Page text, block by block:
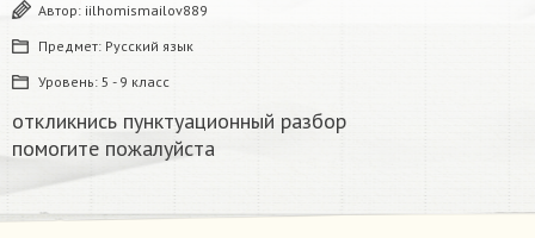
Автор: iilhomismailov889
Предмет: Русский язык
Уровень: 5 - 9 класс
откликнись пунктуационный разбор
помогите пожалуйста​